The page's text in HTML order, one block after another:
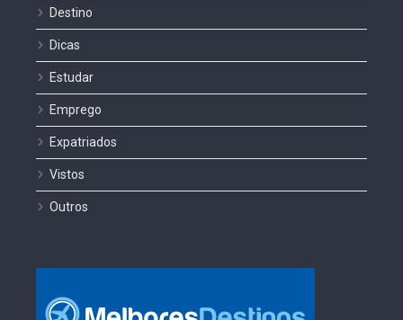
Destino
Dicas
Estudar
Emprego
Expatriados
Vistos
Outros